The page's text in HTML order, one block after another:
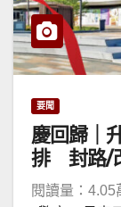
要聞
慶回歸｜
排 封路/
閱讀量：4.05